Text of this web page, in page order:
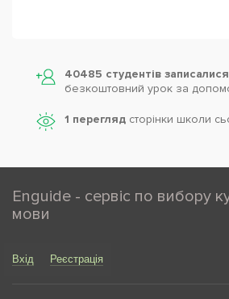
40485 студентів записалися
безкоштовний урок за
1 перегляд сторінки школи
Enguide - сервіс по вибору
мови
Вхід Реєстрація